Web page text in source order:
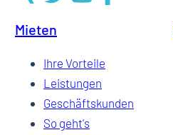
Mieten
Ihre Vorteile
Leistungen
Geschäftskunden
So geht's